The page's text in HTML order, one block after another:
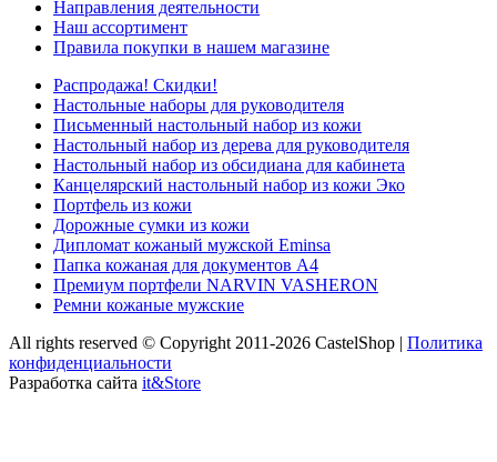
Направления деятельности
Наш ассортимент
Правила покупки в нашем магазине
Распродажа! Скидки!
Настольные наборы для руководителя
Письменный настольный набор из кожи
Настольный набор из дерева для руководителя
Настольный набор из обсидиана для кабинета
Канцелярский настольный набор из кожи Эко
Портфель из кожи
Дорожные сумки из кожи
Дипломат кожаный мужской Eminsa
Папка кожаная для документов А4
Премиум портфели NARVIN VASHERON
Ремни кожаные мужские
All rights reserved © Copyright 2011-2026 CastelShop | Политика
конфиденциальности
Разработка сайта it&Store